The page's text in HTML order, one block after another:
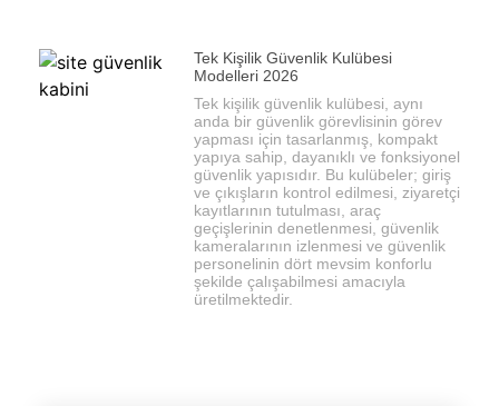
Tek Kişilik Güvenlik Kulübesi
Modelleri 2026
Tek kişilik güvenlik kulübesi, aynı
anda bir güvenlik görevlisinin görev
yapması için tasarlanmış, kompakt
yapıya sahip, dayanıklı ve fonksiyonel
güvenlik yapısıdır. Bu kulübeler; giriş
ve çıkışların kontrol edilmesi, ziyaretçi
kayıtlarının tutulması, araç
geçişlerinin denetlenmesi, güvenlik
kameralarının izlenmesi ve güvenlik
personelinin dört mevsim konforlu
şekilde çalışabilmesi amacıyla
üretilmektedir.